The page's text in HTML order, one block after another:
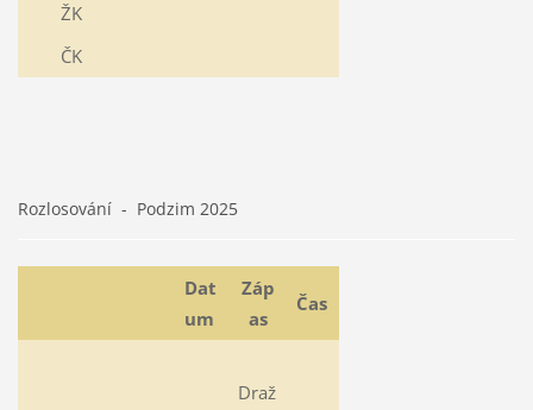
ŽK
ČK
Rozlosování - Podzim 2025
Dat
um
Záp
as
Čas
Draž